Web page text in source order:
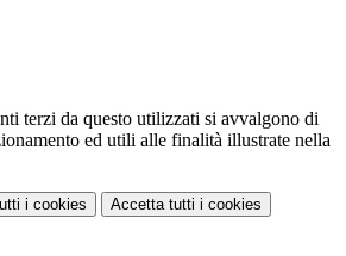
terzi da questo utilizzati si avvalgono di
ed utili alle finalità illustrate nella
i cookies Accetta tutti i cookies